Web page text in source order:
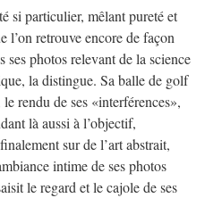
si particulier, mêlant pureté et
l’on retrouve encore de façon
ses photos relevant de la science
la distingue. Sa balle de golf
rendu de ses «interférences»,
là aussi à l’objectif,
sur de l’art abstrait,
intime de ses photos
le regard et le cajole de ses